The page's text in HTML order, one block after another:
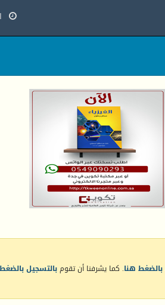
بالضغط هنا. كما يشرفنا أن تقومبالتسجيل